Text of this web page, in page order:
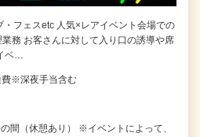
・フェスetc 人気×レアイベント会場での
務 お客さんに対して入り口の誘導や席
ベ…
費※深夜手当含む
間（休憩あり） ※イベントによって、